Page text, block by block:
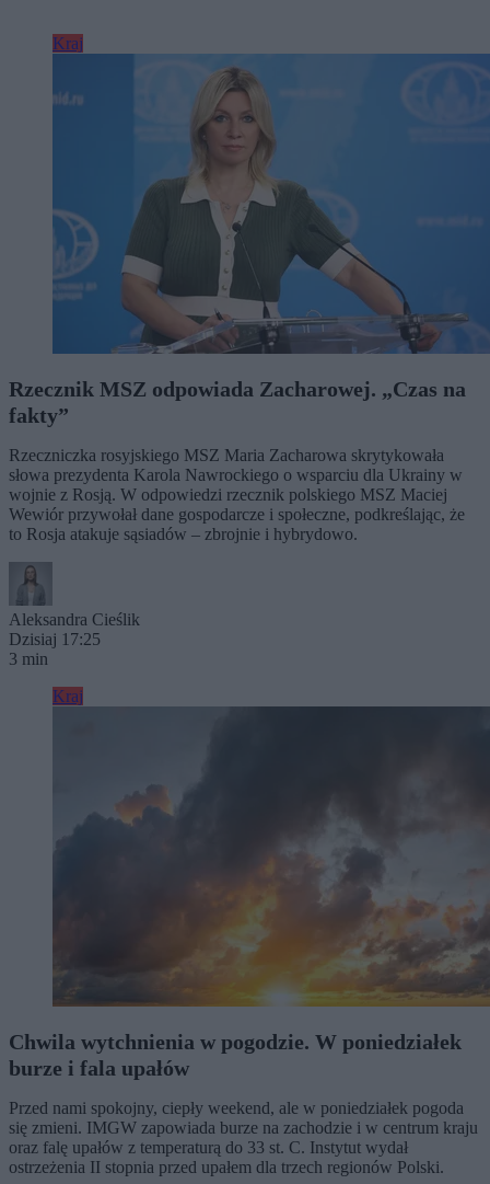
Kraj
Rzecznik MSZ odpowiada Zacharowej. „Czas na
fakty”
Rzeczniczka rosyjskiego MSZ Maria Zacharowa skrytykowała
słowa prezydenta Karola Nawrockiego o wsparciu dla Ukrainy w
wojnie z Rosją. W odpowiedzi rzecznik polskiego MSZ Maciej
Wewiór przywołał dane gospodarcze i społeczne, podkreślając, że
to Rosja atakuje sąsiadów – zbrojnie i hybrydowo.
Aleksandra Cieślik
Dzisiaj 17:25
3 min
Kraj
Chwila wytchnienia w pogodzie. W poniedziałek
burze i fala upałów
Przed nami spokojny, ciepły weekend, ale w poniedziałek pogoda
się zmieni. IMGW zapowiada burze na zachodzie i w centrum kraju
oraz falę upałów z temperaturą do 33 st. C. Instytut wydał
ostrzeżenia II stopnia przed upałem dla trzech regionów Polski.